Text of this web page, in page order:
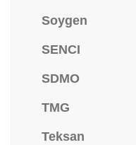
Soygen
SENCI
SDMO
TMG
Teksan